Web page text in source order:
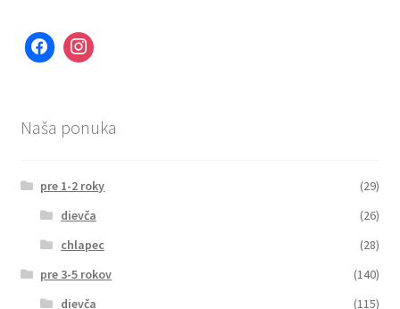
Naša ponuka
pre 1-2 roky
(29)
dievča
(26)
chlapec
(28)
pre 3-5 rokov
(140)
dievča
(115)